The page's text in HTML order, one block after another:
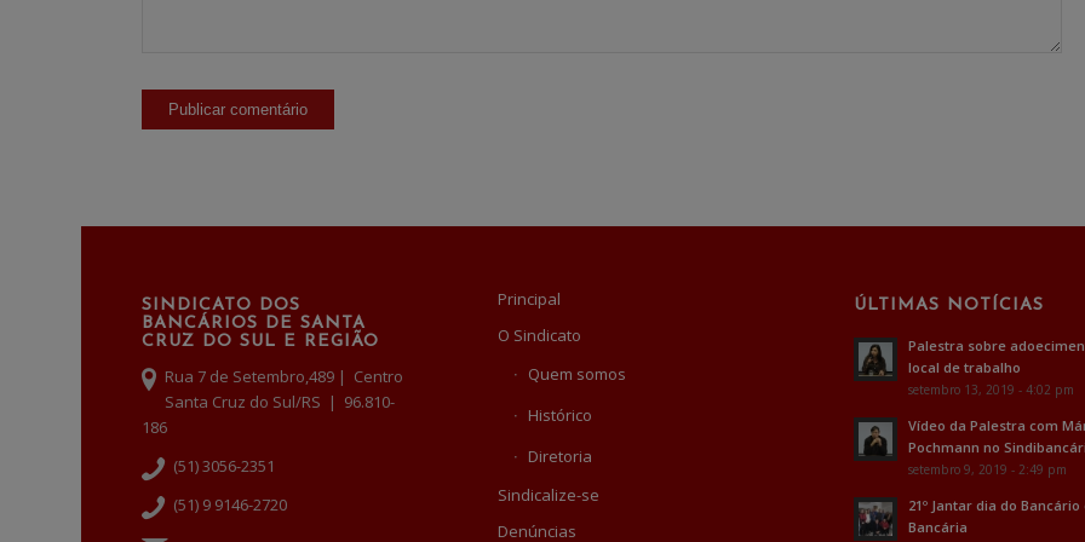
SINDICATO DOS
BANCÁRIOS DE SANTA
CRUZ DO SUL E REGIÃO
Rua 7 de Setembro,489 | Centro
Santa Cruz do Sul/RS | 96.810-
186
(51) 3056-2351
(51) 9 9146-2720
Principal
O Sindicato
Quem somos
Histórico
Diretoria
Sindicalize-se
Denúncias
ÚLTIMAS NOTÍCIAS
Palestra sobre
local de trabalho
setembro 13, 2019 - 4:02 pm
Vídeo da Palestra com
Pochmann no
setembro 9, 2019 - 2:49 pm
21º Jantar dia do Bancário
Bancária